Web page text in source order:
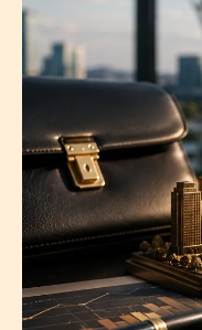
Власть
Исследования
Люди
Life & Arts